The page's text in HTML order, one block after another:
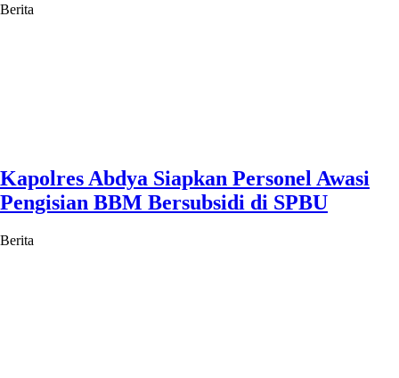
Berita
Kapolres Abdya Siapkan Personel Awasi
Pengisian BBM Bersubsidi di SPBU
Berita